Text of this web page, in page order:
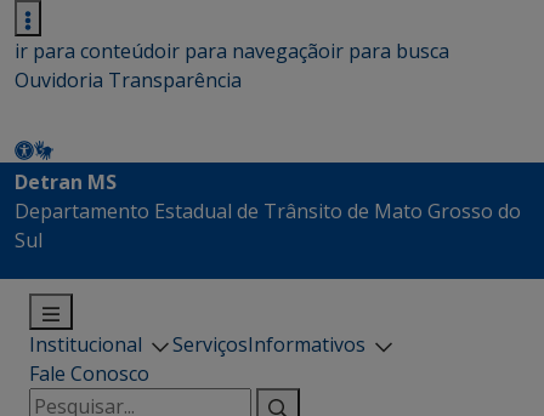
ir para conteúdoir para navegaçãoir para busca
Ouvidoria Transparência
Detran MS
Departamento Estadual de Trânsito de Mato Grosso do
Sul
Institucional ServiçosInformativos
Fale Conosco
Pesquisar